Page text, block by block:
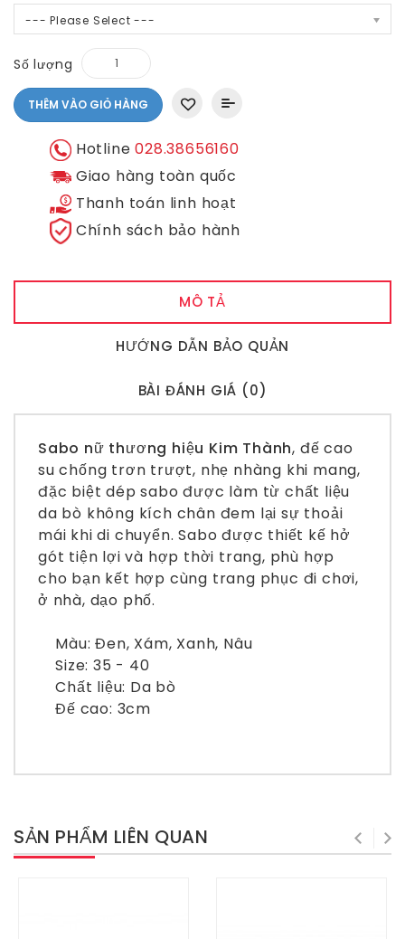
--- Please Select ---
Số lượng
THÊM VÀO GIỎ HÀNG
Hotline028.38656160
Giao hàng toàn quốc
Thanh toán linh hoạt
Chính sách bảo hành
MÔ TẢ
HƯỚNG DẪN BẢO QUẢN
BÀI ĐÁNH GIÁ (0)
Sabo nữ thương hiệu Kim Thành, đế cao
su chống trơn trượt, nhẹ nhàng khi mang,
đặc biệt dép sabo được làm từ chất liệu
da bò không kích chân đem lại sự thoải
mái khi di chuyển. Sabo được thiết kế hở
gót tiện lợi và hợp thời trang, phù hợp
cho bạn kết hợp cùng trang phục đi chơi,
ở nhà, dạo phố.
Màu: Đen, Xám, Xanh, Nâu
Size: 35 - 40
Chất liệu: Da bò
Đế cao: 3cm
SẢN PHẨM LIÊN QUAN